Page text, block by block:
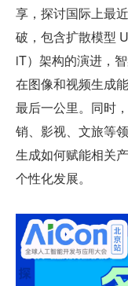
享，探讨国际上最
破，包含扩散模型
iT）架构的演进，
在图像和视频生成
最后一公里。同时
销、影视、文旅等
生成如何赋能相关
个性化发展。